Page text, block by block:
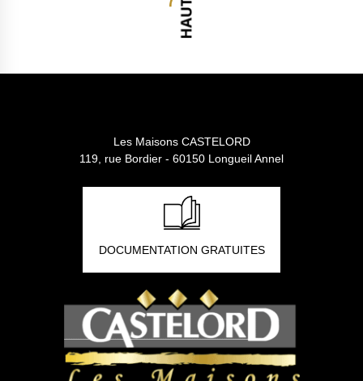
Les Maisons CASTELORD
119, rue Bordier - 60150 Longueil Annel
DOCUMENTATION GRATUITES